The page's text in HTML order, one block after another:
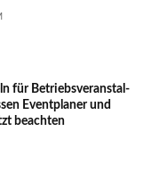
für Betriebs­ver­an­stal­
Event­planer und
beachten